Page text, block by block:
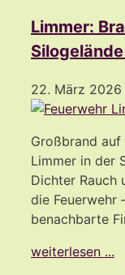
Limmer:
22. März 2026
Großbrand auf
Limmer in der
Dichter Rauch
die Feuerwehr
benachbarte
weiterlesen ...